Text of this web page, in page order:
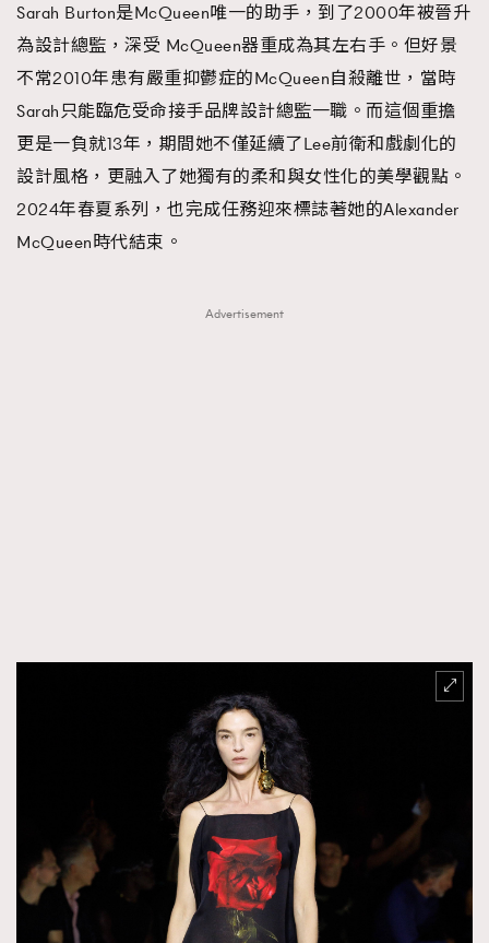
Sarah Burton是McQueen唯一的助手，到了2000年被晉升
為設計總監，深受 McQueen器重成為其左右手。但好景
不常2010年患有嚴重抑鬱症的McQueen自殺離世，當時
Sarah只能臨危受命接手品牌設計總監一職。而這個重擔
更是一負就13年，期間她不僅延續了Lee前衛和戲劇化的
設計風格，更融入了她獨有的柔和與女性化的美學觀點。
2024年春夏系列，也完成任務迎來標誌著她的Alexander
McQueen時代結束。
Advertisement